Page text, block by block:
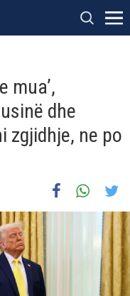
mua’,
dhe
zgjidhje, ne po